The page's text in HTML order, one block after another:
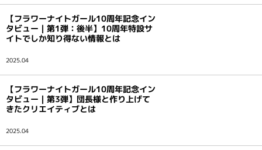
2025.04
【フラワーナイトガール10周年記念イン
タビュー｜第1弾：後半】10周年特設サ
イトでしか知り得ない情報とは
2025.04
【フラワーナイトガール10周年記念イン
タビュー｜第3弾】団長様と作り上げて
きたクリエイティブとは